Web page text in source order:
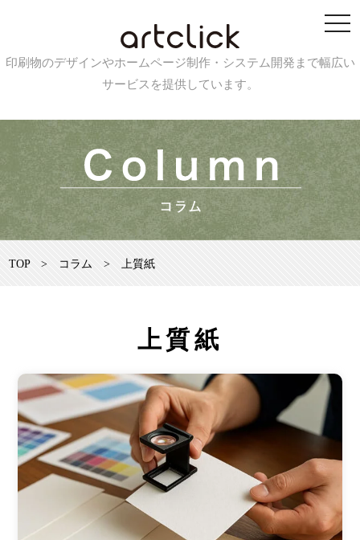
印刷物のデザインやホームページ制作・システム開発まで幅広い
サービスを提供しています。
TOP > コラム > 上質紙
上質紙